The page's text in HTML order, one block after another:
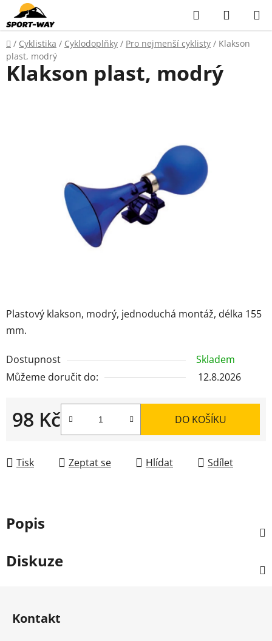
Přejít
na
obsah
Hledat
KOŠÍK
Domů
/ Cyklistika / Cyklodoplňky / Pro nejmenší cyklisty / Klakson
plast, modrý
Plastový klakson, modrý, jednoduchá montáž, délka 155
mm.
Dostupnost
Skladem
Můžeme doručit do:
12.8.2026
98 Kč
Měrná cena:
DO KOŠÍKU
Tisk Zeptat se Hlídat Sdílet
Klakson plast, modrý
Popis
Diskuze
Kontakt